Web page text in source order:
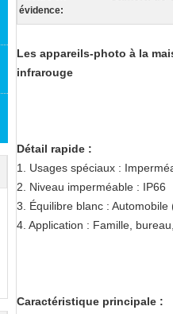
évidence:
Les appareils-photo à la
infrarouge
Détail rapide :
1. Usages spéciaux :
2. Niveau imperméable : IP66
3. Équilibre blanc :
4. Application : Famille,
Caractéristique principale :